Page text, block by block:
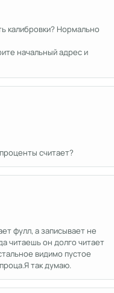
калибровки? Нормально
начальный адрес и
считает?
фулл, а записывает не
читаешь он долго читает
видимо пустое
так думаю.